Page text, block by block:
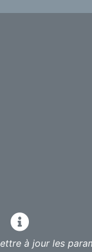
qui lui inspirent
: « ce beau point
à venir ». On
à jour les